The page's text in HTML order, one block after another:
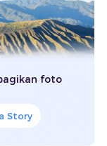
foto
Story